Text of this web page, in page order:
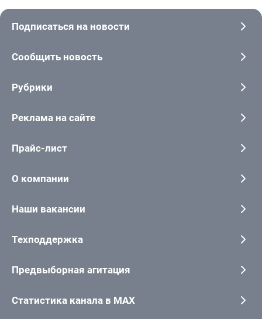
Подписаться на новости
Сообщить новость
Рубрики
Реклама на сайте
Прайс-лист
О компании
Наши вакансии
Техподдержка
Предвыборная агитация
Статистика канала в MAX